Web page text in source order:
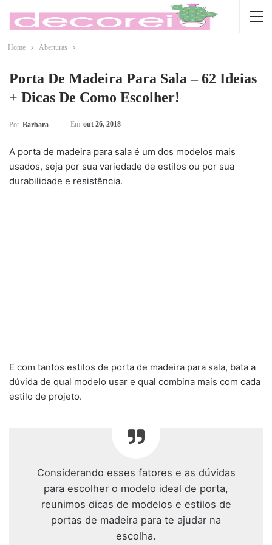
Home Aberturas
Porta De Madeira Para Sala – 62 Ideias
+ Dicas De Como Escolher!
Por Barbara Em out 26, 2018
A porta de madeira para sala é um dos modelos mais
usados, seja por sua variedade de estilos ou por sua
durabilidade e resistência.
E com tantos estilos de porta de madeira para sala, bata a
dúvida de qual modelo usar e qual combina mais com cada
estilo de projeto.
Considerando esses fatores e as dúvidas
para escolher o modelo ideal de porta,
reunimos dicas de modelos e estilos de
portas de madeira para te ajudar na
escolha.